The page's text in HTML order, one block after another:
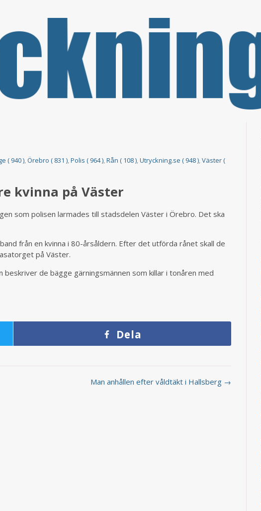
( 940 ),Örebro ( 831 ),Polis ( 964 ),Rån ( 108 ),Utryckning.se ( 948 ),Väster (
kvinna på Väster
som polisen larmades till stadsdelen Väster i Örebro. Det ska
från en kvinna i 80-årsåldern. Efter det utförda rånet skall de
på Väster.
de bägge gärningsmännen som killar i tonåren med
Dela
Man anhållen efter våldtäkt i Hallsberg →